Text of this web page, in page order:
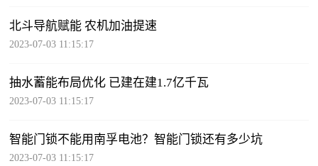
北斗导航赋能 农机加油提速
2023-07-03 11:15:17
抽水蓄能布局优化 已建在建1.7亿千瓦
2023-07-03 11:15:17
智能门锁不能用南孚电池？智能门锁还有多少坑
2023-07-03 11:15:17